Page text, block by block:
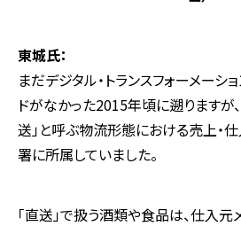
東城氏：
まだデジタル・トランスフォーメーシ
ドがなかった2015年頃に遡りますが
送」と呼ぶ物流形態における売上・
署に所属していました。
「直送」で扱う酒類や食品は、仕入